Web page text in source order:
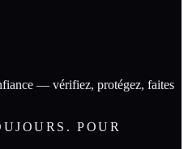
— vérifiez, protégez, faites
POUR